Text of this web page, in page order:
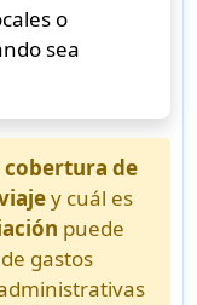
o
sea
cobertura de
y cuál es
puede
gastos